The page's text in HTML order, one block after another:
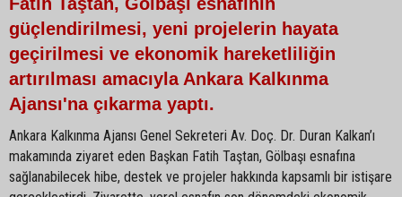
güçlendirilmesi, yeni projelerin hayata
geçirilmesi ve ekonomik hareketliliğin
artırılması amacıyla Ankara Kalkınma
Ajansı'na çıkarma yaptı.
Ankara Kalkınma Ajansı Genel Sekreteri Av. Doç. Dr. Duran Kalkan’ı
makamında ziyaret eden Başkan Fatih Taştan, Gölbaşı esnafına
sağlanabilecek hibe, destek ve projeler hakkında kapsamlı bir istişare